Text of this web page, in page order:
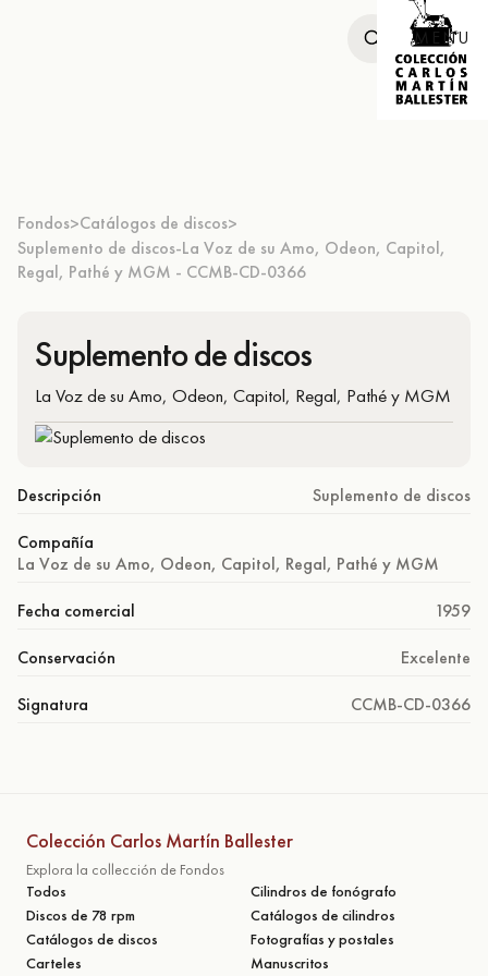
MENU
Fondos>Catálogos de discos>
Suplemento de discos-La Voz de su Amo, Odeon, Capitol,
Regal, Pathé y MGM - CCMB-CD-0366
Suplemento de discos
La Voz de su Amo, Odeon, Capitol, Regal, Pathé y MGM
Descripción Suplemento de discos
Compañía
La Voz de su Amo, Odeon, Capitol, Regal, Pathé y MGM
Fecha comercial 1959
Conservación Excelente
Signatura CCMB-CD-0366
Colección Carlos Martín Ballester
Explora la collección de Fondos
Todos
Cilindros de fonógrafo
Discos de 78 rpm
Catálogos de cilindros
Catálogos de discos
Fotografías y postales
Carteles
Manuscritos